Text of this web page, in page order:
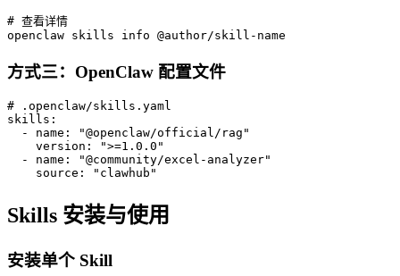
# 查看详情
openclaw skills info @author/skill-name
方式三：OpenClaw 配置文件
# .openclaw/skills.yaml
skills:
  - name: "@openclaw/official/rag"
    version: ">=1.0.0"
  - name: "@community/excel-analyzer"
    source: "clawhub"
Skills 安装与使用
安装单个 Skill